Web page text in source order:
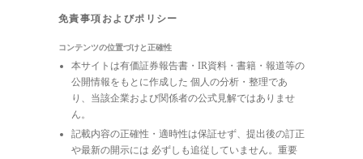
免責事項およびポリシー
コンテンツの位置づけと正確性
本サイトは有価証券報告書・IR資料・書籍・報道等の
公開情報をもとに作成した 個人の分析・整理であ
り、当該企業および関係者の公式見解ではありませ
ん。
記載内容の正確性・適時性は保証せず、提出後の訂正
や最新の開示には 必ずしも追従していません。重要